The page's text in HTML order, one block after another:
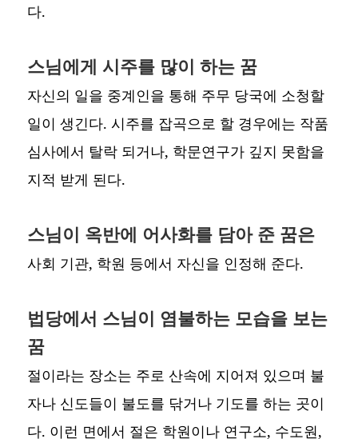
다.
스님에게 시주를 많이 하는 꿈
자신의 일을 중계인을 통해 주무 당국에 소청할
일이 생긴다. 시주를 잡곡으로 할 경우에는 작품
심사에서 탈락 되거나, 학문연구가 깊지 못함을
지적 받게 된다.
스님이 옥반에 어사화를 담아 준 꿈은
사회 기관, 학원 등에서 자신을 인정해 준다.
법당에서 스님이 염불하는 모습을 보는
꿈
절이라는 장소는 주로 산속에 지어져 있으며 불
자나 신도들이 불도를 닦거나 기도를 하는 곳이
다. 이런 면에서 절은 학원이나 연구소, 수도원,